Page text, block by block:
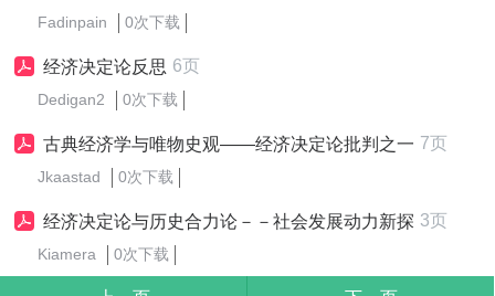
Fadinpain 0次下载
经济决定论反思 6页
Dedigan2 0次下载
古典经济学与唯物史观——经济决定论批判之一 7页
Jkaastad 0次下载
经济决定论与历史合力论－－社会发展动力新探 3页
Kiamera 0次下载